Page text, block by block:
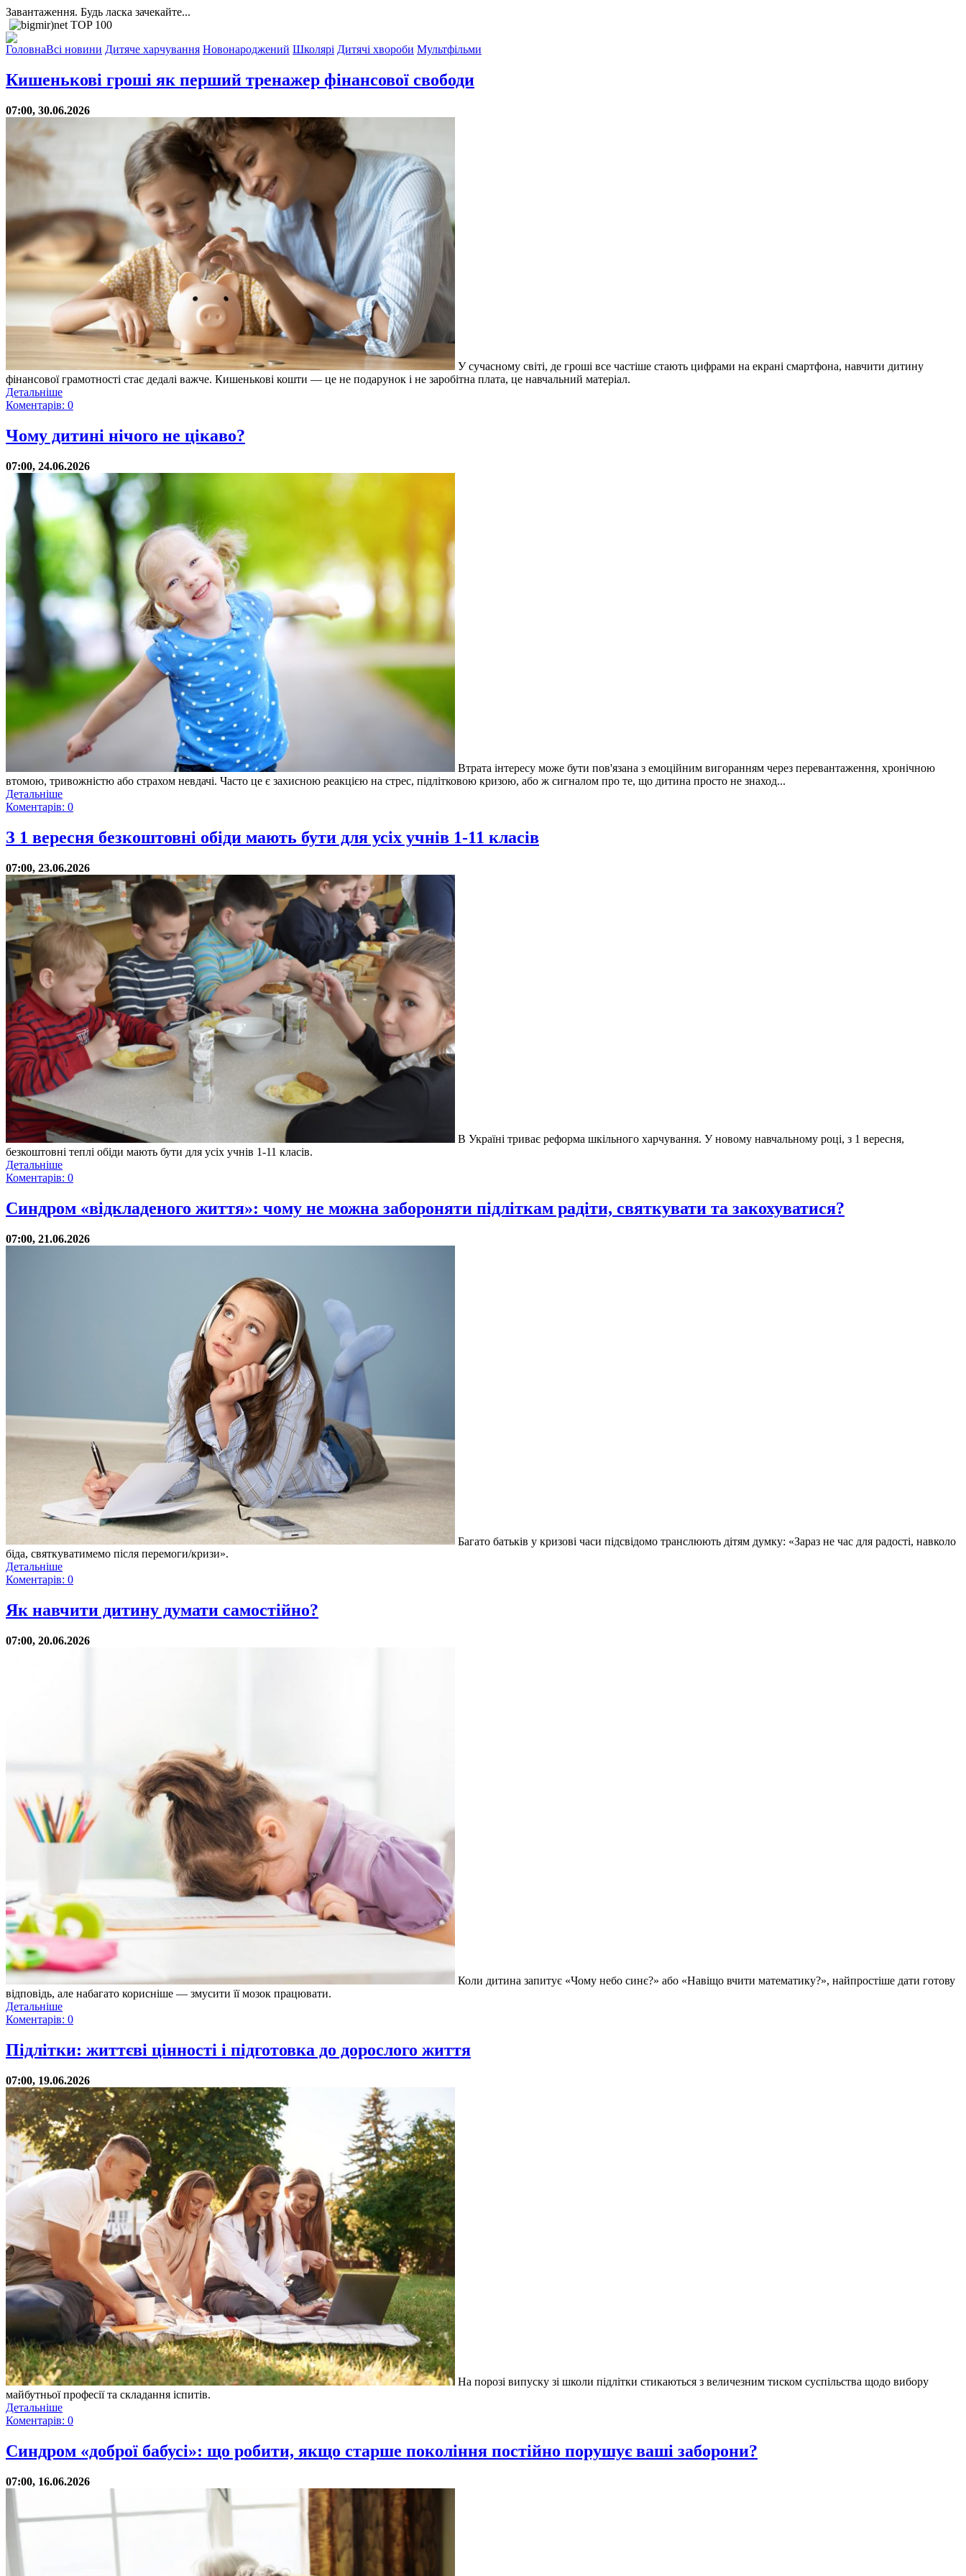
Завантаження. Будь ласка зачекайте...
ГоловнаВсі новини Дитяче харчування Новонароджений Школярі Дитячі хвороби Мультфільми
Кишенькові гроші як перший тренажер фінансової свободи
07:00, 30.06.2026
У сучасному світі, де гроші все частіше стають цифрами на екрані смартфона, навчити дитину
фінансової грамотності стає дедалі важче. Кишенькові кошти — це не подарунок і не заробітна плата, це навчальний матеріал.
Детальніше
Коментарів: 0
Чому дитині нічого не цікаво?
07:00, 24.06.2026
Втрата інтересу може бути пов'язана з емоційним вигоранням через перевантаження, хронічною
втомою, тривожністю або страхом невдачі. Часто це є захисною реакцією на стрес, підлітковою кризою, або ж сигналом про те, що дитина просто не знаход...
Детальніше
Коментарів: 0
З 1 вересня безкоштовні обіди мають бути для усіх учнів 1-11 класів
07:00, 23.06.2026
В Україні триває реформа шкільного харчування. У новому навчальному році, з 1 вересня,
безкоштовні теплі обіди мають бути для усіх учнів 1-11 класів.
Детальніше
Коментарів: 0
Синдром «відкладеного життя»: чому не можна забороняти підліткам радіти, святкувати та закохуватися?
07:00, 21.06.2026
Багато батьків у кризові часи підсвідомо транслюють дітям думку: «Зараз не час для радості, навколо
біда, святкуватимемо після перемоги/кризи».
Детальніше
Коментарів: 0
Як навчити дитину думати самостійно?
07:00, 20.06.2026
Коли дитина запитує «Чому небо синє?» або «Навіщо вчити математику?», найпростіше дати готову
відповідь, але набагато корисніше — змусити її мозок працювати.
Детальніше
Коментарів: 0
Підлітки: життєві цінності і підготовка до дорослого життя
07:00, 19.06.2026
На порозі випуску зі школи підлітки стикаються з величезним тиском суспільства щодо вибору
майбутньої професії та складання іспитів.
Детальніше
Коментарів: 0
Синдром «доброї бабусі»: що робити, якщо старше покоління постійно порушує ваші заборони?
07:00, 16.06.2026